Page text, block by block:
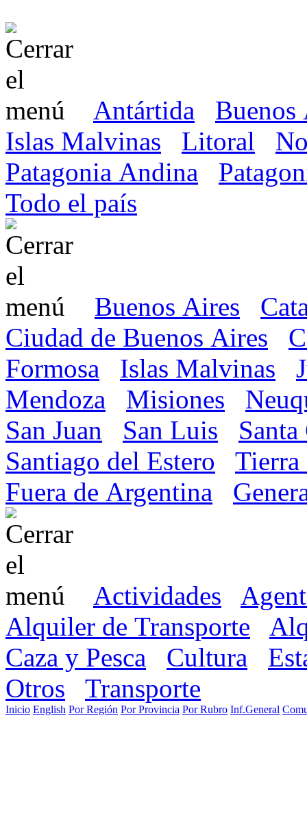
Antártida
Buenos
Islas Malvinas
Litoral
Patagonia Andina
Todo el país
Buenos Aires
Ciudad de Buenos Aires
Formosa
Islas Malvinas
Mendoza
Misiones
San Juan
San Luis
Santiago del Estero
Tierra
Fuera de Argentina
Actividades
Alquiler de Transporte
Caza y Pesca
Cultura
Otros
Transporte
Inicio English Por Región Por Provincia Por Rubro Inf.General